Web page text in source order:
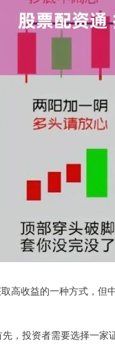
高收益的一种方式，但
，投资者需要选择一家